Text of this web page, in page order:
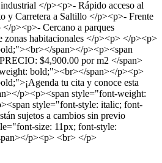
</p><p>- Rápido acceso al
y Carretera a Saltillo </p><p>- Frente
p><p>- Cercano a parques
zonas habitacionales </p><p> </p><p>
span></p><p><span
$4,900.00 por m2 </span>
bold;"><br></span></p><p>
tu cita y conoce esta
p><p><span style="font-weight:
style="font-style: italic; font-
sujetos a cambios sin previo
size: 11px; font-style:
p><p> <br> </p>